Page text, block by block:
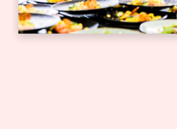
Bedrijfsborrel